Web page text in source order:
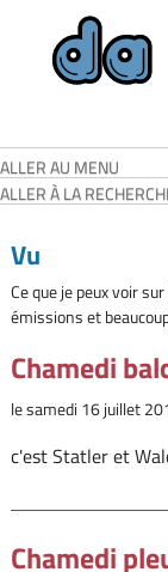
ALLER AU MENU
ALLER À LA
Vu
Ce que je peux voir
émissions et
Chamedi
le samedi 16 juillet
c'est Statler et
Chamedi